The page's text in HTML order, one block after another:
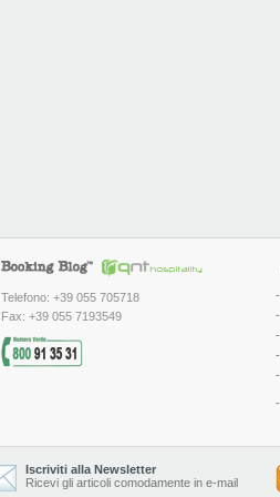
Telefono: +39 055 705718
Fax: +39 055 7193549
-
-
-
-
-
-
Iscriviti alla Newsletter
Ricevi gli articoli comodamente in e-mail